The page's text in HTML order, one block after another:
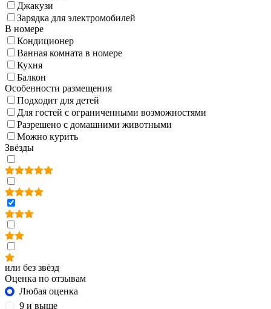
Джакузи
Зарядка для электромобилей
В номере
Кондиционер
Ванная комната в номере
Кухня
Балкон
Особенности размещения
Подходит для детей
Для гостей с ограниченными возможностями
Разрешено с домашними животными
Можно курить
Звёзды
или без звёзд
Оценка по отзывам
Любая оценка
9 и выше